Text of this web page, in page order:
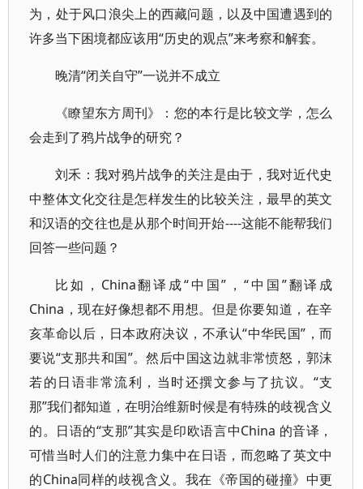
为，处于风口浪尖上的西藏问题，以及中国遭遇到的
许多当下困境都应该用“历史的观点”来考察和解套。
晚清“闭关自守”一说并不成立
《瞭望东方周刊》：您的本行是比较文学，怎么
会走到了鸦片战争的研究？
刘禾：我对鸦片战争的关注是由于，我对近代史
中整体文化交往是怎样发生的比较关注，最早的英文
和汉语的交往也是从那个时间开始----这能不能帮我们
回答一些问题？
比如，China翻译成“中国”，“中国”翻译成
China，现在好像想都不用想。但是你要知道，在辛
亥革命以后，日本政府决议，不承认“中华民国”，而
要说“支那共和国”。然后中国这边就非常愤怒，郭沫
若的日语非常流利，当时还撰文参与了抗议。“支
那”我们都知道，在明治维新时候是有特殊的歧视含义
的。日语的“支那”其实是印欧语言中China 的音译，
可惜当时人们的注意力集中在日语，而忽略了英文中
的China同样的歧视含义。我在《帝国的碰撞》中更